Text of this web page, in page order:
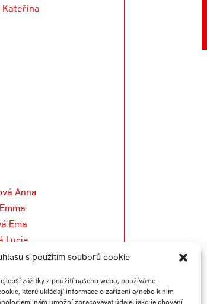
s použitím souborů cookie
zážitky z použití našeho webu, používáme
které ukládají informace o zařízení a/nebo k nim
Kateřina
Anna
Ema
Lucie